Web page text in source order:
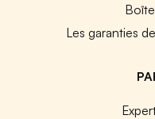
Les garanties